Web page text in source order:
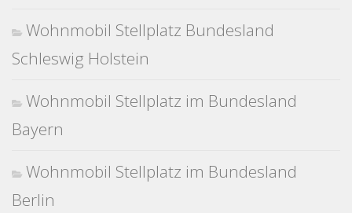
Wohnmobil Stellplatz Bundesland
Schleswig Holstein
Wohnmobil Stellplatz im Bundesland
Bayern
Wohnmobil Stellplatz im Bundesland
Berlin